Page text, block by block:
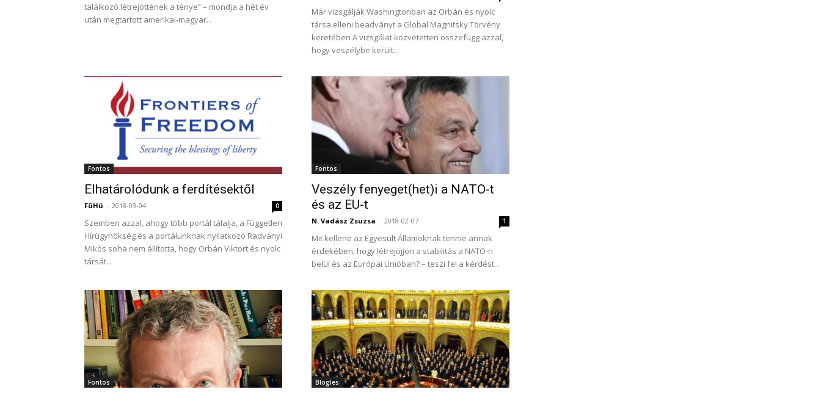
találkozó létrejöttének a ténye” – mondja a hét év
után megtartott amerikai-magyar...
Már vizsgálják Washingtonban az Orbán és nyolc
társa elleni beadványt a Global Magnitsky Törvény
keretében A vizsgálat közvetetten összefügg azzal,
hogy veszélybe került...
Fontos
Elhatárolódunk a ferdítésektől
FüHü - 2018-03-04 0
Szemben azzal, ahogy több portál tálalja, a Független
Hírügynökség és a portálunknak nyilatkozó Radványi
Mikós soha nem állította, hogy Orbán Viktort és nyolc
társát...
Fontos
Veszély fenyeget(het)i a NATO-t
és az EU-t
N. Vadász Zsuzsa - 2018-02-07 1
Mit kellene az Egyesült Államoknak tennie annak
érdekében, hogy létrejöjjön a stabilitás a NATO-n
belül és az Európai Unióban? – teszi fel a kérdést...
Fontos Blogles